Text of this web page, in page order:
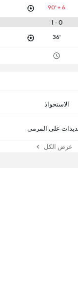
90' + 6
0 - 1
36'
الاستحواذ
على المرمى
عرض الكل